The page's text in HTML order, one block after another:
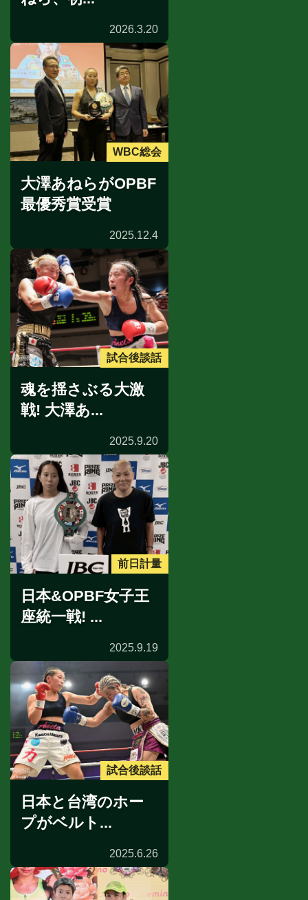
2026.3.20
WBC総会
大澤あねらがOPBF
最優秀賞受賞
2025.12.4
試合後談話
魂を揺さぶる大激
戦! 大澤あ...
2025.9.20
前日計量
日本&OPBF女子王
座統一戦! ...
2025.9.19
試合後談話
日本と台湾のホー
プがベルト...
2025.6.26